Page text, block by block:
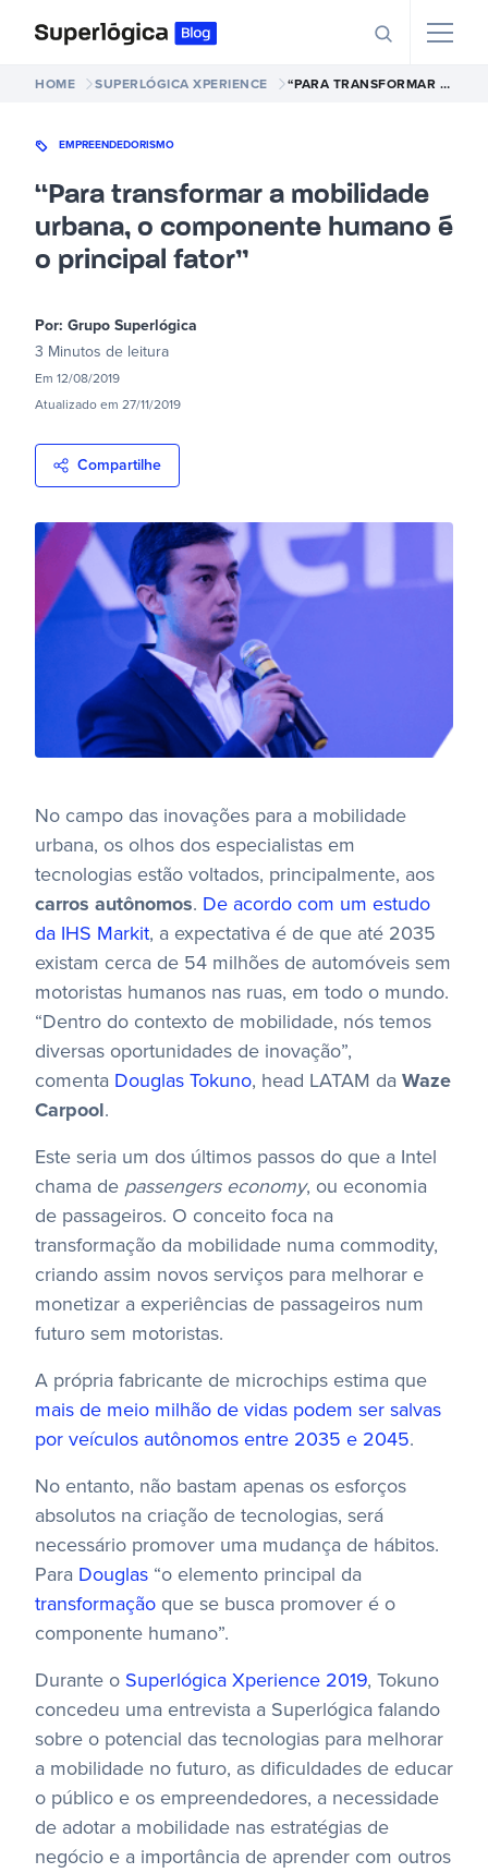
HOME SUPERLÓGICA XPERIENCE “PARA TRANSFORMAR A MOBILIDADE URBANA, O COMPONENTE HUMANO É O PRINCIPAL FATOR”
EMPREENDEDORISMO
“Para transformar a mobilidade
urbana, o componente humano é
o principal fator”
Por: Grupo Superlógica
3 Minutos de leitura
Em 12/08/2019
Atualizado em 27/11/2019
Compartilhe
No campo das inovações para a mobilidade
urbana, os olhos dos especialistas em
tecnologias estão voltados, principalmente, aos
carros autônomos. De acordo com um estudo
da IHS Markit, a expectativa é de que até 2035
existam cerca de 54 milhões de automóveis sem
motoristas humanos nas ruas, em todo o mundo.
“Dentro do contexto de mobilidade, nós temos
diversas oportunidades de inovação”,
comenta Douglas Tokuno, head LATAM da Waze
Carpool.
Este seria um dos últimos passos do que a Intel
chama de passengers economy, ou economia
de passageiros. O conceito foca na
transformação da mobilidade numa commodity,
criando assim novos serviços para melhorar e
monetizar a experiências de passageiros num
futuro sem motoristas.
A própria fabricante de microchips estima que
mais de meio milhão de vidas podem ser salvas
por veículos autônomos entre 2035 e 2045.
No entanto, não bastam apenas os esforços
absolutos na criação de tecnologias, será
necessário promover uma mudança de hábitos.
Para Douglas “o elemento principal da
transformação que se busca promover é o
componente humano”.
Durante o Superlógica Xperience 2019, Tokuno
concedeu uma entrevista a Superlógica falando
sobre o potencial das tecnologias para melhorar
a mobilidade no futuro, as dificuldades de educar
o público e os empreendedores, a necessidade
de adotar a mobilidade nas estratégias de
negócio e a importância de aprender com outros